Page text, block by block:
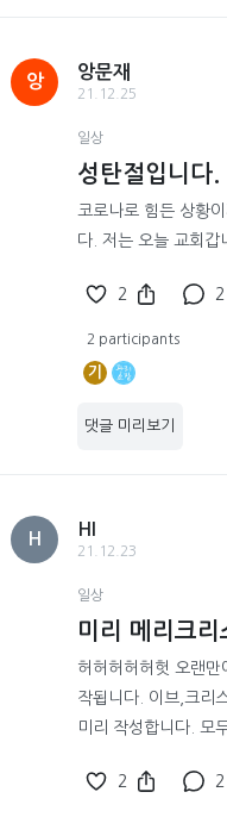
앙
앙문재
21.12.25
일상
성탄절입니다.
코로나로 힘든 상황
다. 저는 오늘 교회갑
2 2
2 participants
기
댓글 미리보기
H
HI
21.12.23
일상
미리 메리크
허허허허허헛 오랜만
작됩니다. 이브,크리
미리 작성합니다. 모
2 2